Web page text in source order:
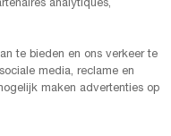
analytiques,
te bieden en ons verkeer te
media, reclame en
maken advertenties op